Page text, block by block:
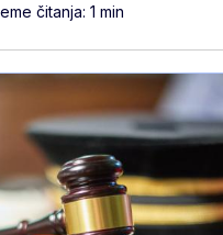
čitanja: 1 min